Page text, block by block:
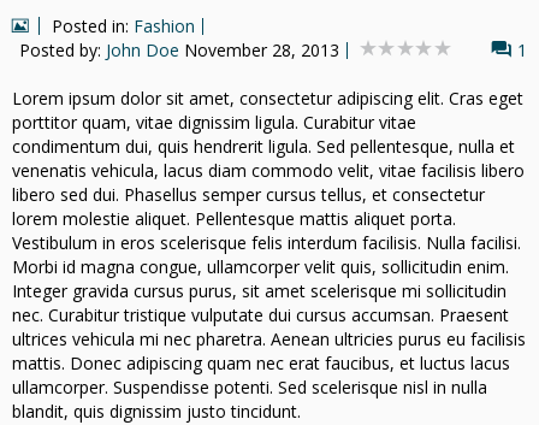
Posted in: Fashion
Posted by: John Doe November 28, 2013 1
Lorem ipsum dolor sit amet, consectetur adipiscing elit. Cras eget
porttitor quam, vitae dignissim ligula. Curabitur vitae
condimentum dui, quis hendrerit ligula. Sed pellentesque, nulla et
venenatis vehicula, lacus diam commodo velit, vitae facilisis libero
libero sed dui. Phasellus semper cursus tellus, et consectetur
lorem molestie aliquet. Pellentesque mattis aliquet porta.
Vestibulum in eros scelerisque felis interdum facilisis. Nulla facilisi.
Morbi id magna congue, ullamcorper velit quis, sollicitudin enim.
Integer gravida cursus purus, sit amet scelerisque mi sollicitudin
nec. Curabitur tristique vulputate dui cursus accumsan. Praesent
ultrices vehicula mi nec pharetra. Aenean ultricies purus eu facilisis
mattis. Donec adipiscing quam nec erat faucibus, et luctus lacus
ullamcorper. Suspendisse potenti. Sed scelerisque nisl in nulla
blandit, quis dignissim justo tincidunt.